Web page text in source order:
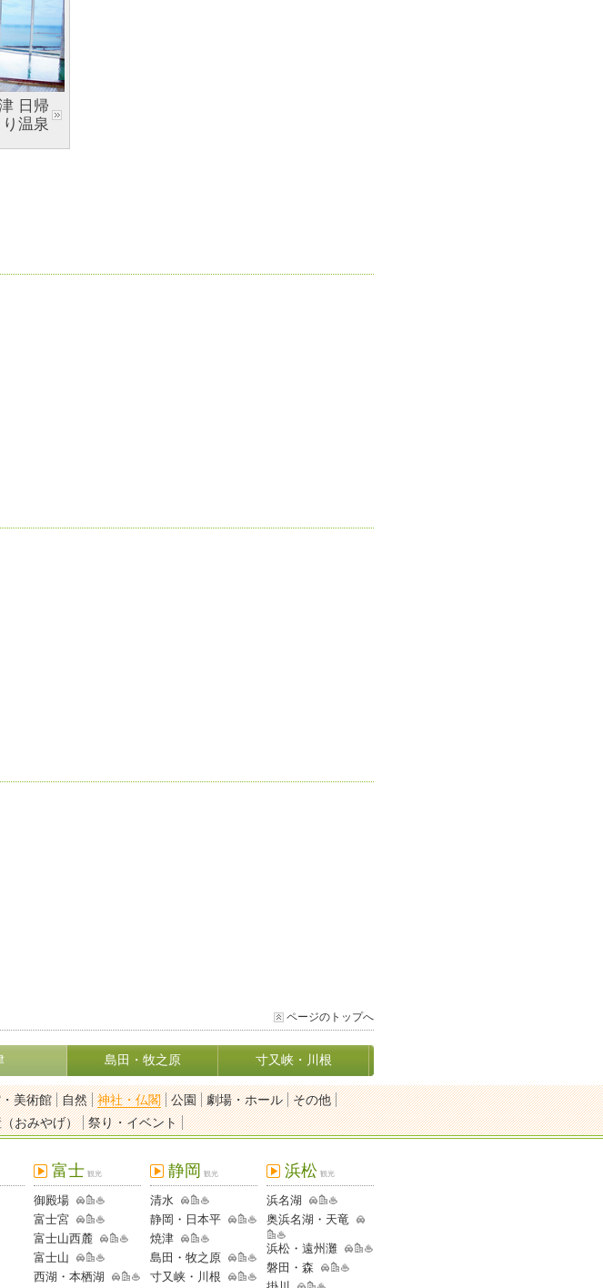
日帰
り温泉
ページのトップへ
島田・牧之原 寸又峡・川根
美術館 自然 神社・仏閣 公園 劇場・ホール
その他
おみやげ） 祭り・イベント
富士 観光
御殿場
富士宮
富士山西麓
富士山
西湖・本栖湖
静岡 観光
清水
静岡・日本平
焼津
島田・牧之原
寸又峡・川根
浜松 観光
浜名湖
奥浜名湖・天竜
浜松・遠州灘
磐田・森